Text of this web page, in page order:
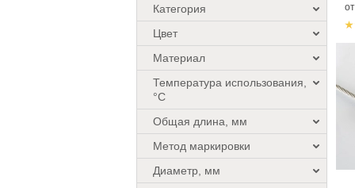
Категория
Цвет
Материал
Температура использования,
°C
Общая длина, мм
Метод маркировки
Диаметр, мм